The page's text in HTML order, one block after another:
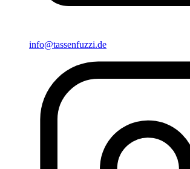
info@tassenfuzzi.de